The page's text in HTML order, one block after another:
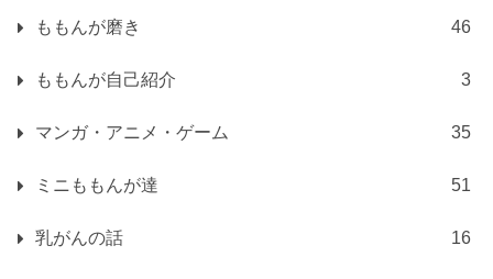
ももんが磨き 46
ももんが自己紹介 3
マンガ・アニメ・ゲーム 35
ミニももんが達 51
乳がんの話 16